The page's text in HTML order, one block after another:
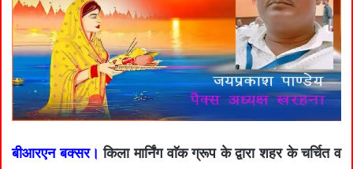
बीआरएन बक्सर।किला मार्निंग वाॅक ग्रूप के द्वारा शहर के चर्चित व